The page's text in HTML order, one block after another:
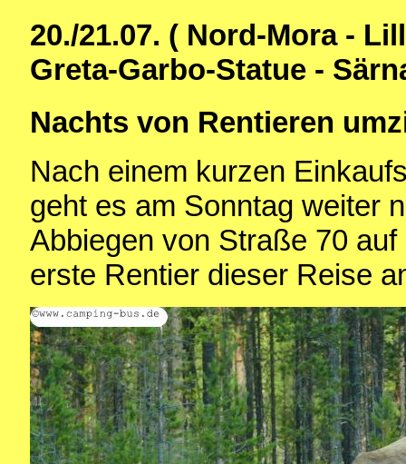
20./21.07. ( Nord-Mora -
Greta-Garbo-Statue -
Nachts von Rentieren
Nach einem kurzen
geht es am Sonntag weiter
Abbiegen von Straße 70
erste Rentier dieser Reise